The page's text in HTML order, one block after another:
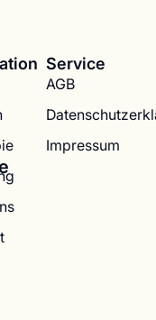
Service
AGB
Impressum